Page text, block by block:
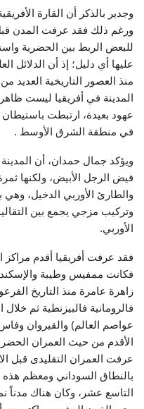
وجدير بالذكر أن القارة
ورغم ذلك فقد عرفت المدن قبل
للبعض الربط بين الحضرية
عليها أي دليل؛ إذ أن الدلائل
منذ العصور التاريخية العديد
المدينة في أفريقيا ليست
عهود بعيدة، ارتبطت باستيطان
في منطقة الشرق الأوسط .
ويؤكد جمال حمدان، أن
فيض الرجل الأبيض، ولكنها
والطارئ الأوربي الدخيل،
وتركيب مزجي يجمع بين
الأوربي.
فقد عرفت أفريقيا أقدم مراكز
فكانت ممفيس وطيبة
زاهرة عامرة منذ التاريخ
فالرومانية فالبيزنطية ثم
عواصم العالم) والقيروان
الأقدم من حيث العمران
بالنطاق السوداني ومعظم
التاسع عشر، وكان هناك